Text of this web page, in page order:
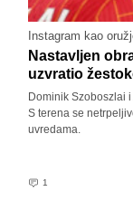
Instagram kao
Nastavljen
uzvratio
Dominik Szoboszlai
S terena se
uvredama.
1